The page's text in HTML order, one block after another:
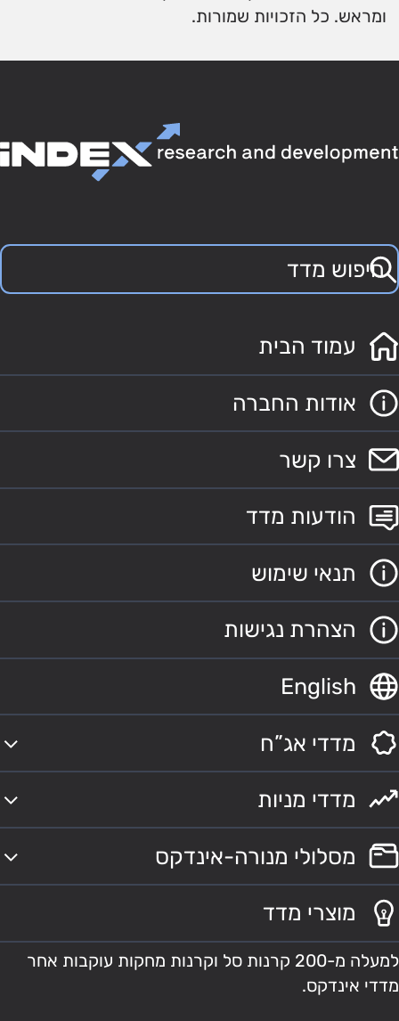
ומראש. כל הזכויות שמורות.
עמוד הבית
אודות החברה
צרו קשר
הודעות מדד
תנאי שימוש
הצהרת נגישות
English
מדדי אג”ח
מדדי מניות
מסלולי מנורה-אינדקס
מוצרי מדד
למעלה מ-200 קרנות סל וקרנות מחקות עוקבות אחר
מדדי אינדקס.